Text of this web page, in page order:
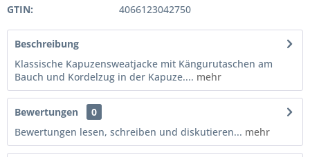
GTIN:
4066123042750
Beschreibung
Klassische Kapuzensweatjacke mit Kängurutaschen am
Bauch und Kordelzug in der Kapuze.... mehr
Bewertungen
0
Bewertungen lesen, schreiben und diskutieren... mehr